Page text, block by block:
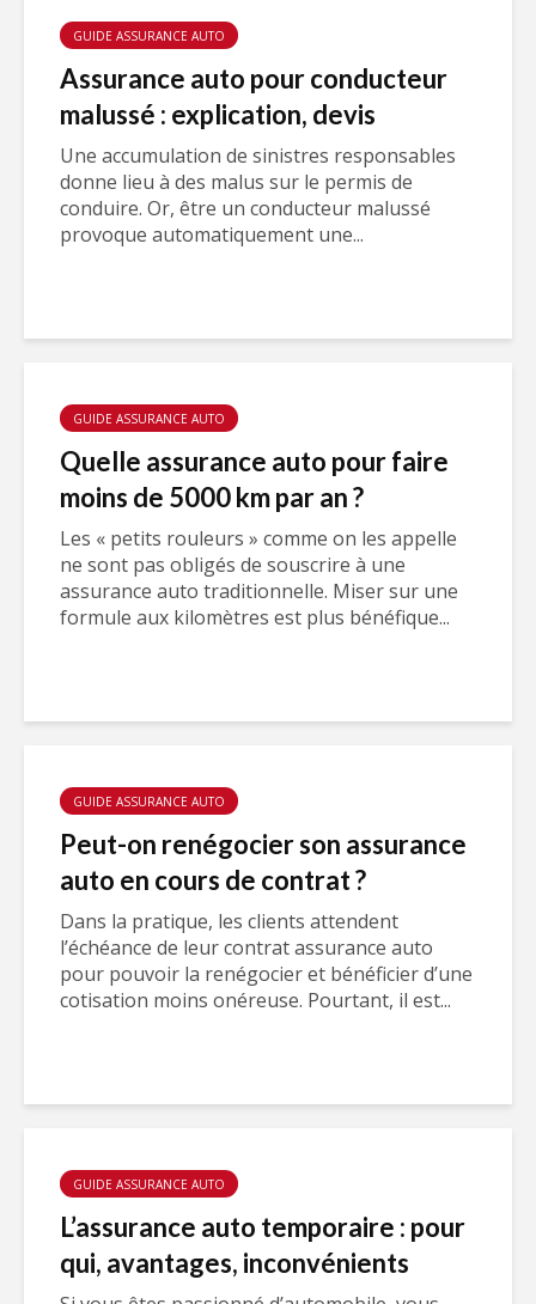
GUIDE ASSURANCE AUTO
Assurance auto pour conducteur
malussé : explication, devis
Une accumulation de sinistres responsables
donne lieu à des malus sur le permis de
conduire. Or, être un conducteur malussé
provoque automatiquement une...
GUIDE ASSURANCE AUTO
Quelle assurance auto pour faire
moins de 5000 km par an ?
Les « petits rouleurs » comme on les appelle
ne sont pas obligés de souscrire à une
assurance auto traditionnelle. Miser sur une
formule aux kilomètres est plus bénéfique...
GUIDE ASSURANCE AUTO
Peut-on renégocier son assurance
auto en cours de contrat ?
Dans la pratique, les clients attendent
l’échéance de leur contrat assurance auto
pour pouvoir la renégocier et bénéficier d’une
cotisation moins onéreuse. Pourtant, il est...
GUIDE ASSURANCE AUTO
L’assurance auto temporaire : pour
qui, avantages, inconvénients